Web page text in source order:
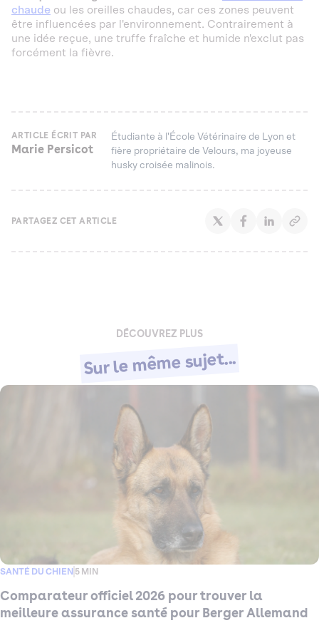
chaude ou les oreilles chaudes, car ces zones peuvent
être influencées par l'environnement. Contrairement à
une idée reçue, une truffe fraîche et humide n'exclut pas
forcément la fièvre.
ARTICLE ÉCRIT PAR
Marie Persicot
Étudiante à l'École Vétérinaire de Lyon et
fière propriétaire de Velours, ma joyeuse
husky croisée malinois.
PARTAGEZ CET ARTICLE
DÉCOUVREZ PLUS
Sur le même sujet...
SANTÉ DU CHIEN 5 MIN
Comparateur officiel 2026 pour trouver la
meilleure assurance santé pour Berger Allemand